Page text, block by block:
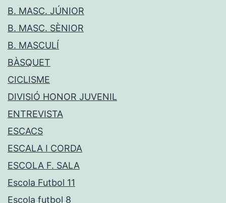
B. MASC. JÚNIOR
B. MASC. SÈNIOR
B. MASCULÍ
BÀSQUET
CICLISME
DIVISIÓ HONOR JUVENIL
ENTREVISTA
ESCACS
ESCALA I CORDA
ESCOLA F. SALA
Escola Futbol 11
Escola futbol 8